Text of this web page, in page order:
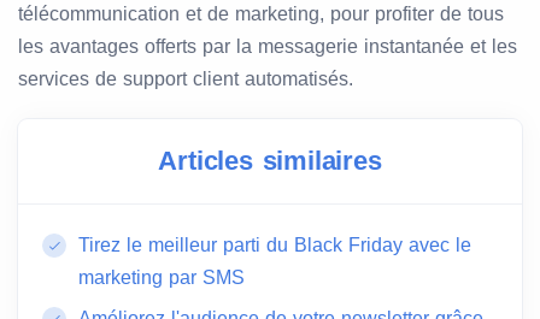
télécommunication et de marketing, pour profiter de tous
les avantages offerts par la messagerie instantanée et les
services de support client automatisés.
Articles similaires
Tirez le meilleur parti du Black Friday avec le
marketing par SMS